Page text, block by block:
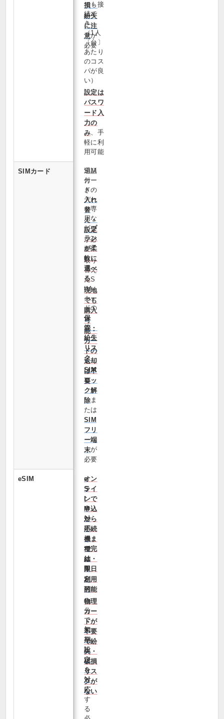
でも接
続で
き、
（1人
〔台〕
あたり
のコス
パが良
い）
設定は
パスワ
ード入
力の
み 、手
軽に利
用可能
損・
紛失
に注
意が
必要
SIMカード
通話
付
き・
デー
タ専
用な
どプ
ラン
が柔
軟に
選べ
る
現地
でも
購入
可
能・
カー
ドの
返却
は不
要
SIM
カー
ドの
入れ
替
え・
設定
が必
要
取り
替え
たS
IM
カー
ドの
保
管・
紛失
リス
ク
SIM
ロッ
ク解
除 ま
たは
SIM
フリ
ー端
末が
必要
eSIM
オン
ライ
ンで
申込
から
手続
きま
で完
結・
即日
利用
可能
物理
カー
ドが
不要
で紛
失・
破損
リス
クが
ない
e
S
I
M
対
応
機
種
は
限
定
的
自
分
で
初
期
設
定
を
対
応
す
る